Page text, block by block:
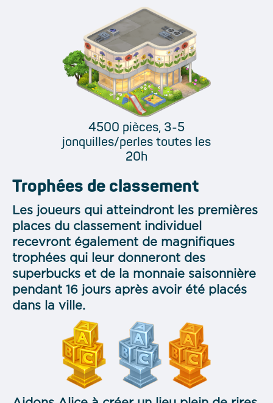
4500 pièces, 3-5
jonquilles/perles toutes les
20h
Trophées de classement
Les joueurs qui atteindront les premières
places du classement individuel
recevront également de magnifiques
trophées qui leur donneront des
superbucks et de la monnaie saisonnière
pendant 16 jours après avoir été placés
dans la ville.